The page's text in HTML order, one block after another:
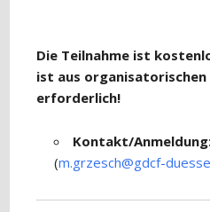
Die Teilnahme ist
ist aus
erforderlich!
Kontakt/
(m.grzesch@gdcf-